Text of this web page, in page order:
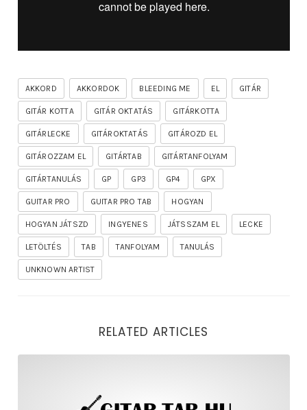
AKKORD AKKORDOK BLEEDING ME EL GITÁR
GITÁR KOTTA GITÁR OKTATÁS GITÁRKOTTA
GITÁRLECKE GITÁROKTATÁS GITÁROZD EL
GITÁROZZAM EL GITÁRTAB GITÁRTANFOLYAM
GITÁRTANULÁS GP GP3 GP4 GPX
GUITAR PRO GUITAR PRO TAB HOGYAN
HOGYAN JÁTSZD INGYENES JÁTSSZAM EL LECKE
LETÖLTÉS TAB TANFOLYAM TANULÁS
UNKNOWN ARTIST
RELATED ARTICLES